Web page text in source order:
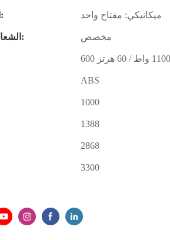
الترس 1:
ميكانيكي: مفتاح واحد
الشعار واللون:
مخصص
ABS
1000
1388
2868
3300